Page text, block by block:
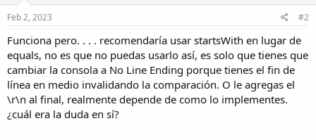
n
s
Feb 2, 2023 #2
Funciona pero. . . . recomendaría usar startsWith en lugar de
equals, no es que no puedas usarlo así, es solo que tienes que
cambiar la consola a No Line Ending porque tienes el fin de
línea en medio invalidando la comparación. O le agregas el
\r\n al final, realmente depende de como lo implementes.
¿cuál era la duda en sí?